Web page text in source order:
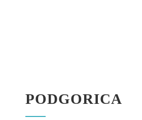
PODGORICA